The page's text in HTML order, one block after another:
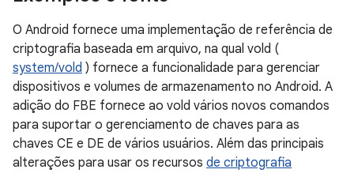
O Android fornece uma implementação de referência de
criptografia baseada em arquivo, na qual vold (
system/vold ) fornece a funcionalidade para gerenciar
dispositivos e volumes de armazenamento no Android. A
adição do FBE fornece ao vold vários novos comandos
para suportar o gerenciamento de chaves para as
chaves CE e DE de vários usuários. Além das principais
alterações para usar os recursos de criptografia